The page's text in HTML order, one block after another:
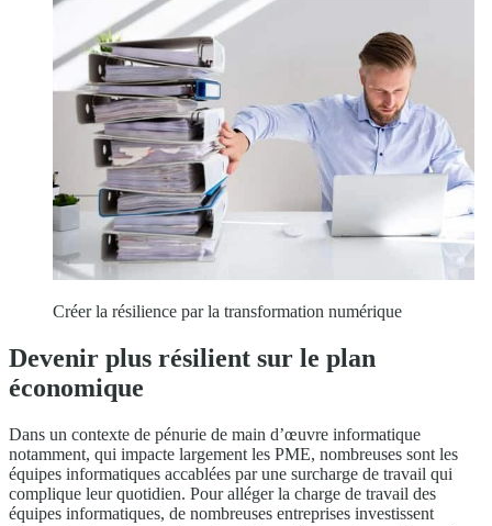
Créer la résilience par la transformation numérique
Devenir plus résilient sur le plan
économique
Dans un contexte de pénurie de main d’œuvre informatique
notamment, qui impacte largement les PME, nombreuses sont les
équipes informatiques accablées par une surcharge de travail qui
complique leur quotidien. Pour alléger la charge de travail des
équipes informatiques, de nombreuses entreprises investissent